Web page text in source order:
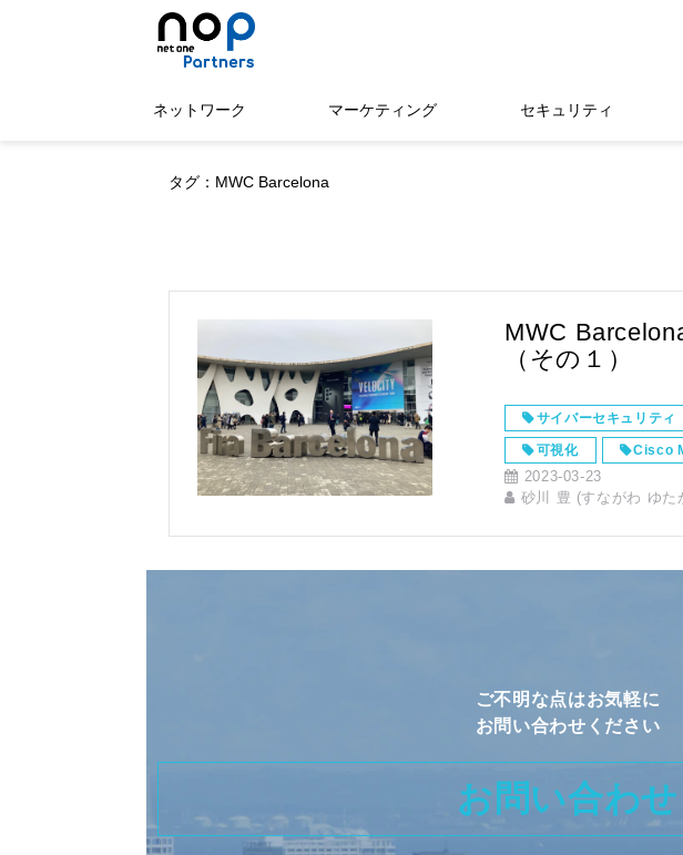
ネットワーク マーケティング セキュリティ
タグ：MWC Barcelona
MWC
（その１）
サイバーセキュリティ
可視化 Cisco
ローカル5G
2023-03-23
砂川 豊 (すながわ ゆた
ご不明な点はお気軽に
お問い合わせください
お問い合わせ